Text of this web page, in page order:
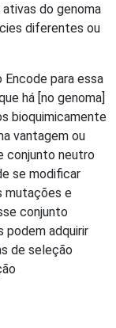
do genoma
diferentes ou
para essa
há [no genoma]
bioquimicamente
vantagem ou
conjunto neutro
se modificar
mutações e
conjunto
podem adquirir
de seleção